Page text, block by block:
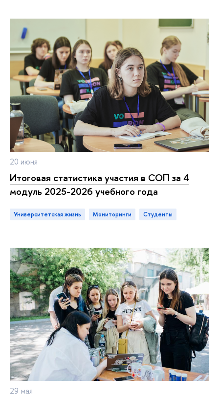
20 июня
Итоговая статистика участия в СОП за 4
модуль 2025-2026 учебного года
Университетская жизнь мониторинги студенты
29 мая